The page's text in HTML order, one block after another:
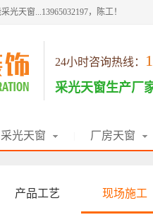
光天窗...13965032197，陈工！
24小时咨询热线：
采光天窗生产厂
采光天窗 厂房天窗
产品工艺 现场施工